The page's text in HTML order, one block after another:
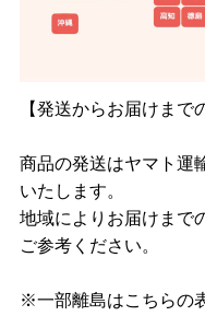
【発送からお届けまで
商品の発送はヤマト運
いたします。
地域によりお届けまで
ご参考ください。
※一部離島はこちらの